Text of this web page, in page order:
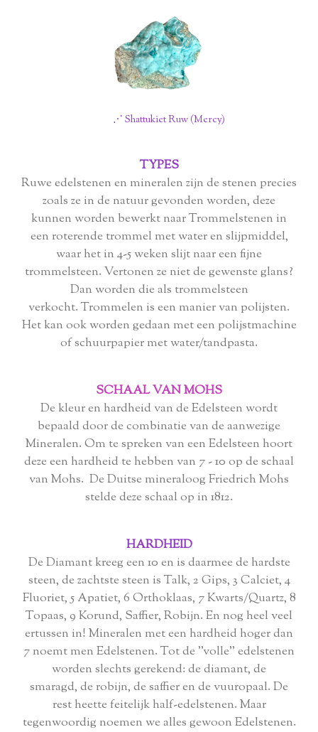
⋰ Shattukiet Ruw (Mercy)
TYPES
Ruwe edelstenen en mineralen zijn de stenen precies
zoals ze in de natuur gevonden worden, deze
kunnen worden bewerkt naar Trommelstenen in
een roterende trommel met water en slijpmiddel,
waar het in 4-5 weken slijt naar een fijne
trommelsteen. Vertonen ze niet de gewenste glans?
Dan worden die als trommelsteen
verkocht. Trommelen is een manier van polijsten.
Het kan ook worden gedaan met een polijstmachine
of schuurpapier met water/tandpasta.
SCHAAL VAN MOHS
De kleur en hardheid van de Edelsteen wordt
bepaald door de combinatie van de aanwezige
Mineralen. Om te spreken van een Edelsteen hoort
deze een hardheid te hebben van 7 - 10 op de schaal
van Mohs. De Duitse mineraloog Friedrich Mohs
stelde deze schaal op in 1812.
HARDHEID
De Diamant kreeg een 10 en is daarmee de hardste
steen, de zachtste steen is Talk, 2 Gips, 3 Calciet, 4
Fluoriet, 5 Apatiet, 6 Orthoklaas, 7 Kwarts/Quartz, 8
Topaas, 9 Korund, Saffier, Robijn. En nog heel veel
ertussen in! Mineralen met een hardheid hoger dan
7 noemt men Edelstenen. Tot de ''volle'' edelstenen
worden slechts gerekend: de diamant, de
smaragd, de robijn, de saffier en de vuuropaal. De
rest heette feitelijkhalf-edelstenen. Maar
tegenwoordig noemen we alles gewoon Edelstenen.